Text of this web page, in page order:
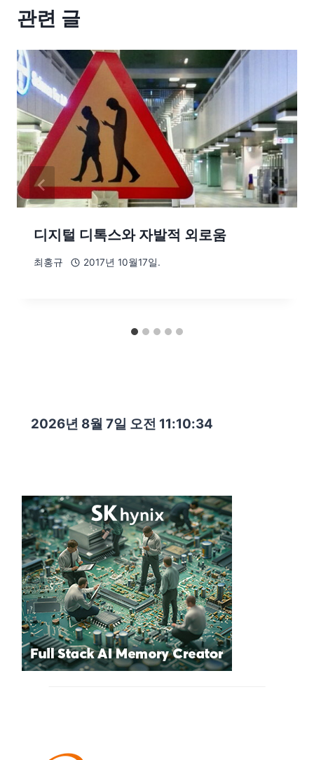
관련 글
디지털 디톡스와 자발적 외로움
최홍규 2017년 10월17일.
2026년 8월 7일 오전 11:10:35